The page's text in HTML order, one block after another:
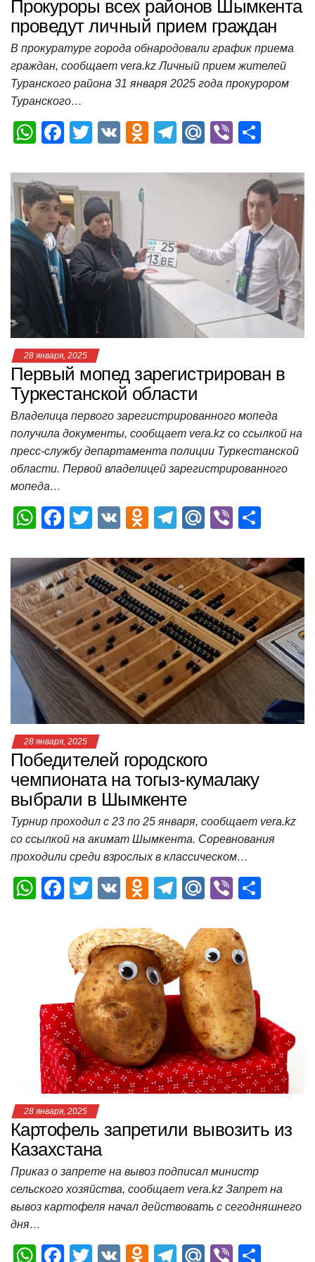
Прокуроры всех районов Шымкента
проведут личный прием граждан
В прокуратуре города обнародовали график приема
граждан, сообщает vera.kz Личный прием жителей
Туранского района 31 января 2025 года прокурором
Туранского…
W
at
s
A
p
p
F
c
e
b
o
o
k
T
tt
er
V
O
n
a
ss
ni
ki
T
e
m
M
.R
Vi
er п
р
а
в
и
т
ь
28 января, 2025
Первый мопед зарегистрирован в
Туркестанской области
Владелица первого зарегистрированного мопеда
получила документы, сообщает vera.kz со ссылкой на
пресс-службу департамента полиции Туркестанской
области. Первой владелицей зарегистрированного
мопеда…
W
at
s
A
p
p
F
c
e
b
o
o
k
T
tt
er
V
O
n
o
kl
a
ss
ni
ki
T
e
gr
a
m
M
.R
u
Vi
er п
р
а
в
и
т
ь
28 января, 2025
Победителей городского
чемпионата на тогыз-кумалаку
выбрали в Шымкенте
Турнир проходил с 23 по 25 января, сообщает vera.kz
со ссылкой на акимат Шымкента. Соревнования
проходили среди взрослых в классическом…
W
p
p
F
c
e
b
o
o
k
T
tt
er
V
O
n
o
kl
a
ss
ni
ki
T
gr
a
m
M
.R
u
Vi
er
и
т
ь
28 января, 2025
Картофель запретили вывозить из
Казахстана
Приказ о запрете на вывоз подписал министр
сельского хозяйства, сообщает vera.kz Запрет на
вывоз картофеля начал действовать с сегодняшнего
дня…
W F T V O T M Vi